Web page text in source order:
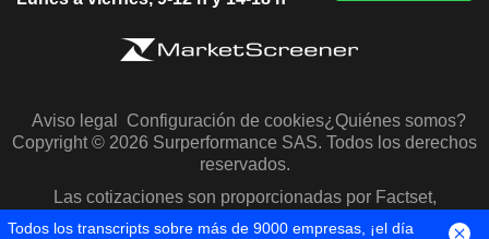
Aviso legal Configuración de cookies¿Quiénes somos?
Copyright © 2026 Surperformance SAS. Todos los derechos
reservados.
Las cotizaciones son proporcionadas por Factset,
Morningstar y S&P Capital IQ
Todos los transcripts sobre más de 9000 empresas, ¡el día